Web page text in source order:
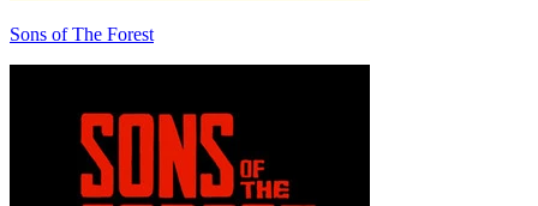
Sons of The Forest